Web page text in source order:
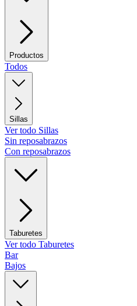
Productos
Todos
Sillas
Ver todo Sillas
Sin reposabrazos
Con reposabrazos
Taburetes
Ver todo Taburetes
Bar
Bajos